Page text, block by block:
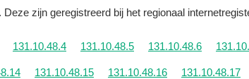
Deze zijn geregistreerd bij het regionaal
131.10.48.4 131.10.48.5 131.10.48.6
131.10.48.15 131.10.48.16 131.10.48.17